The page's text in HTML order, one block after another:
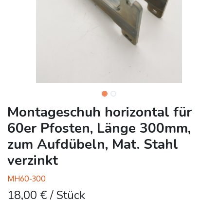
Montageschuh horizontal für
60er Pfosten, Länge 300mm,
zum Aufdübeln, Mat. Stahl
verzinkt
MH60-300
18,00 € / Stück